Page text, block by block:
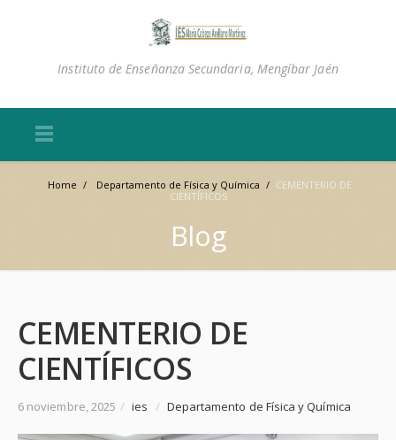
Instituto de Enseñanza Secundaria, Mengíbar Jaén
Home / Departamento de Física y Química / CEMENTERIO DE
CIENTÍFICOS
Blog
CEMENTERIO DE
CIENTÍFICOS
6 noviembre, 2025 / ies / Departamento de Física y Química